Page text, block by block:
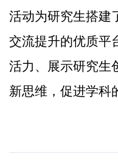
活动为研究生搭建
交流提升的优质平
活力、展示研究生
新思维，促进学科